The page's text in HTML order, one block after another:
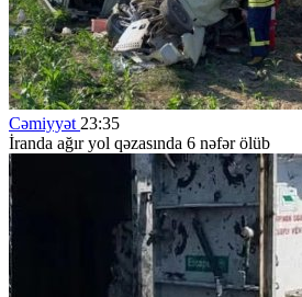
Cəmiyyət 23:35
İranda ağır yol qəzasında 6 nəfər ölüb